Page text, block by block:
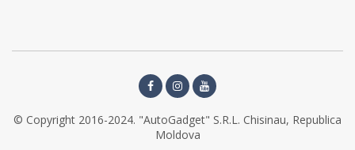
© Copyright 2016-2024. "AutoGadget" S.R.L. Chisinau, Republica
Moldova